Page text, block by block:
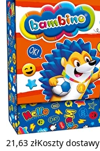
21,63 złKoszty dostawy